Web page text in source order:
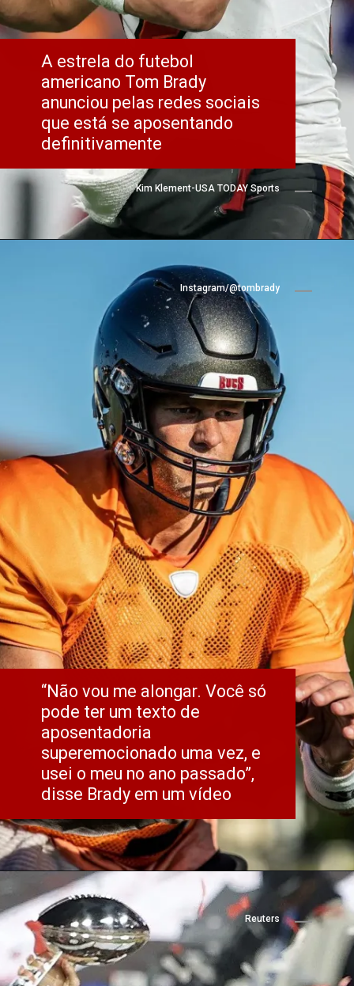
A estrela do futebol
americano Tom Brady
anunciou pelas redes sociais
que está se aposentando
definitivamente
Kim Klement-USA TODAY Sports
“Não vou me alongar. Você só
pode ter um texto de
aposentadoria
superemocionado uma vez, e
usei o meu no ano passado”,
disse Brady em um vídeo
Instagram/@tombrady
Reuters